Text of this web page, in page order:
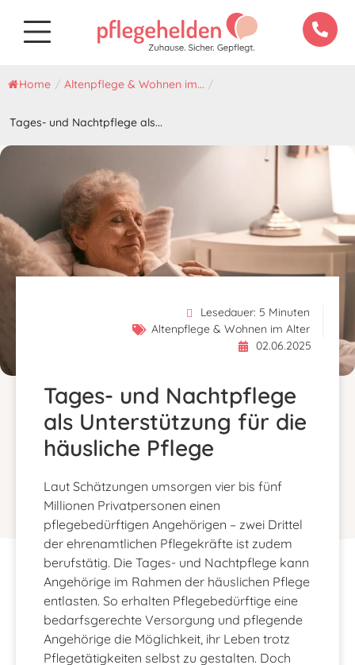
Home / Altenpflege & Wohnen im... /
Tages- und Nachtpflege als...
Lesedauer: 5 Minuten
Altenpflege & Wohnen im Alter
02.06.2025
Tages- und Nachtpflege
als Unterstützung für die
häusliche Pflege
Laut Schätzungen umsorgen vier bis fünf
Millionen Privatpersonen einen
pflegebedürftigen Angehörigen – zwei Drittel
der ehrenamtlichen Pflegekräfte ist zudem
berufstätig. Die Tages- und Nachtpflege kann
Angehörige im Rahmen der häuslichen Pflege
entlasten. So erhalten Pflegebedürftige eine
bedarfsgerechte Versorgung und pflegende
Angehörige die Möglichkeit, ihr Leben trotz
Pflegetätigkeiten selbst zu gestalten. Doch